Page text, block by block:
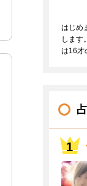
はじめ
します
は16才